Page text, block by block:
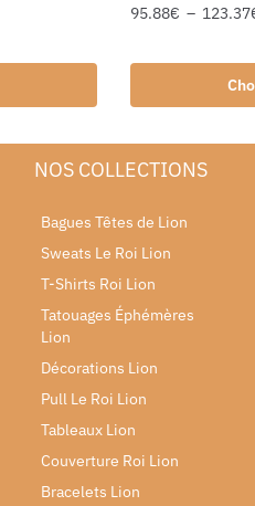
95.88€ – 123.37
NOS COLLECTIONS
Bagues Têtes de Lion
Sweats Le Roi Lion
T-Shirts Roi Lion
Tatouages Éphémères
Lion
Décorations Lion
Pull Le Roi Lion
Tableaux Lion
Couverture Roi Lion
Bracelets Lion